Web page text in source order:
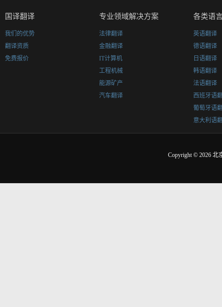
国译翻译
我们的优势
翻译资质
免费报价
专业领域解决方案
法律翻译
金融翻译
IT计算机
工程机械
能源矿产
汽车翻译
各类语
英语翻译
德语翻译
日语翻译
韩语翻译
法语翻译
西班牙语
葡萄牙语
意大利语
Copyright © 2026 北